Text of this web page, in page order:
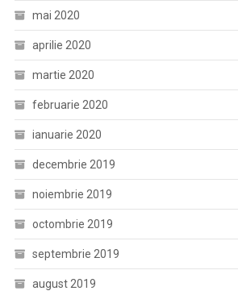
mai 2020
aprilie 2020
martie 2020
februarie 2020
ianuarie 2020
decembrie 2019
noiembrie 2019
octombrie 2019
septembrie 2019
august 2019